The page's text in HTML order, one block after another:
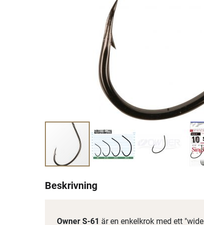
Beskrivning
Owner S-61 är en enkelkrok med ett